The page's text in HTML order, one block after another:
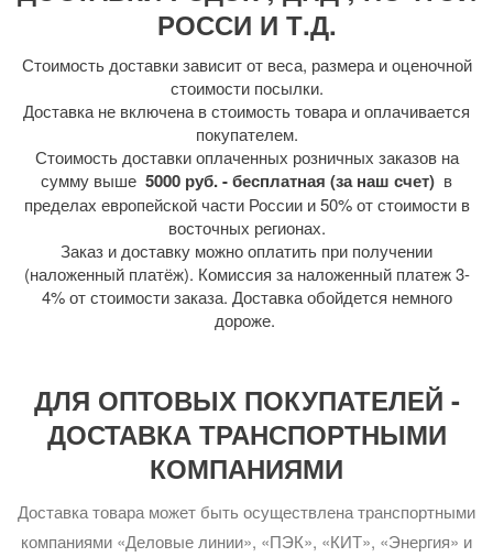
РОССИ И Т.Д.
Стоимость доставки зависит от веса, размера и оценочной
стоимости посылки.
Доставка не включена в стоимость товара и оплачивается
покупателем.
Стоимость доставки оплаченных розничных заказов на
сумму выше 5000 руб. - бесплатная (за наш счет) в
пределах европейской части России и 50% от стоимости в
восточных регионах.
Заказ и доставку можно оплатить при получении
(наложенный платёж). Комиссия за наложенный платеж 3-
4% от стоимости заказа. Доставка обойдется немного
дороже.
ДЛЯ ОПТОВЫХ ПОКУПАТЕЛЕЙ -
ДОСТАВКА ТРАНСПОРТНЫМИ
КОМПАНИЯМИ
Доставка товара может быть осуществлена транспортными
компаниями «Деловые линии», «ПЭК», «КИТ», «Энергия» и